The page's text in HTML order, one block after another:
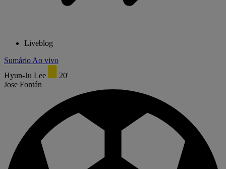
Liveblog
Sumário Ao vivo
Hyun-Ju Lee
20'
Jose Fontán